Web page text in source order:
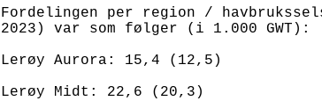
Fordelingen per region /
2023) var som følger (i 1.000 GWT):
Lerøy Aurora: 15,4 (12,5)
Lerøy Midt: 22,6 (20,3)